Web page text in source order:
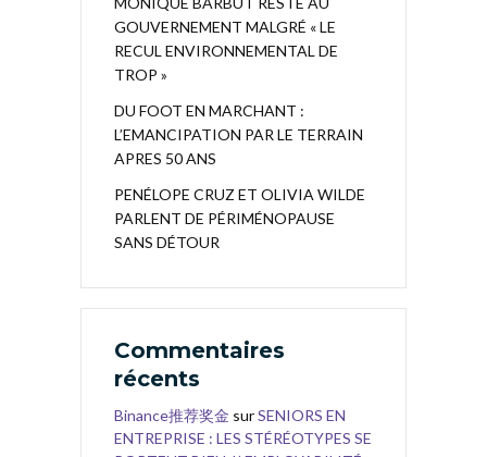
GOUVERNEMENT MALGRÉ « LE
RECUL ENVIRONNEMENTAL DE
TROP »
DU FOOT EN MARCHANT :
L’EMANCIPATION PAR LE TERRAIN
APRES 50 ANS
PENÉLOPE CRUZ ET OLIVIA WILDE
PARLENT DE PÉRIMÉNOPAUSE
SANS DÉTOUR
Commentaires
récents
Binance推荐奖金 surSENIORS EN
ENTREPRISE : LES STÉRÉOTYPES SE